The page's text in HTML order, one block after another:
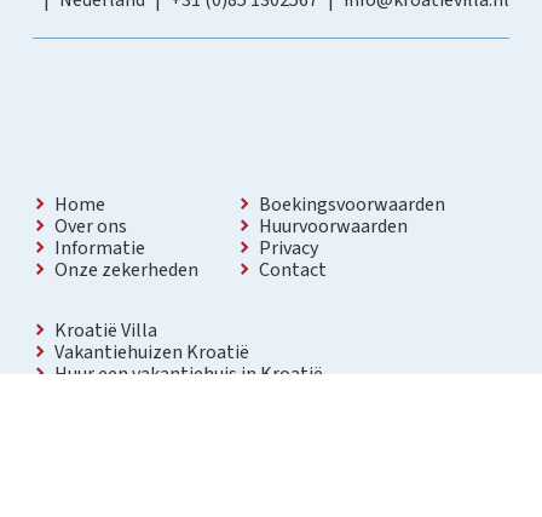
Home
Over ons
Informatie
Onze zekerheden
Boekingsvoorwaarden
Huurvoorwaarden
Privacy
Contact
Kroatië Villa
Vakantiehuizen Kroatië
Huur een vakantiehuis in Kroatië